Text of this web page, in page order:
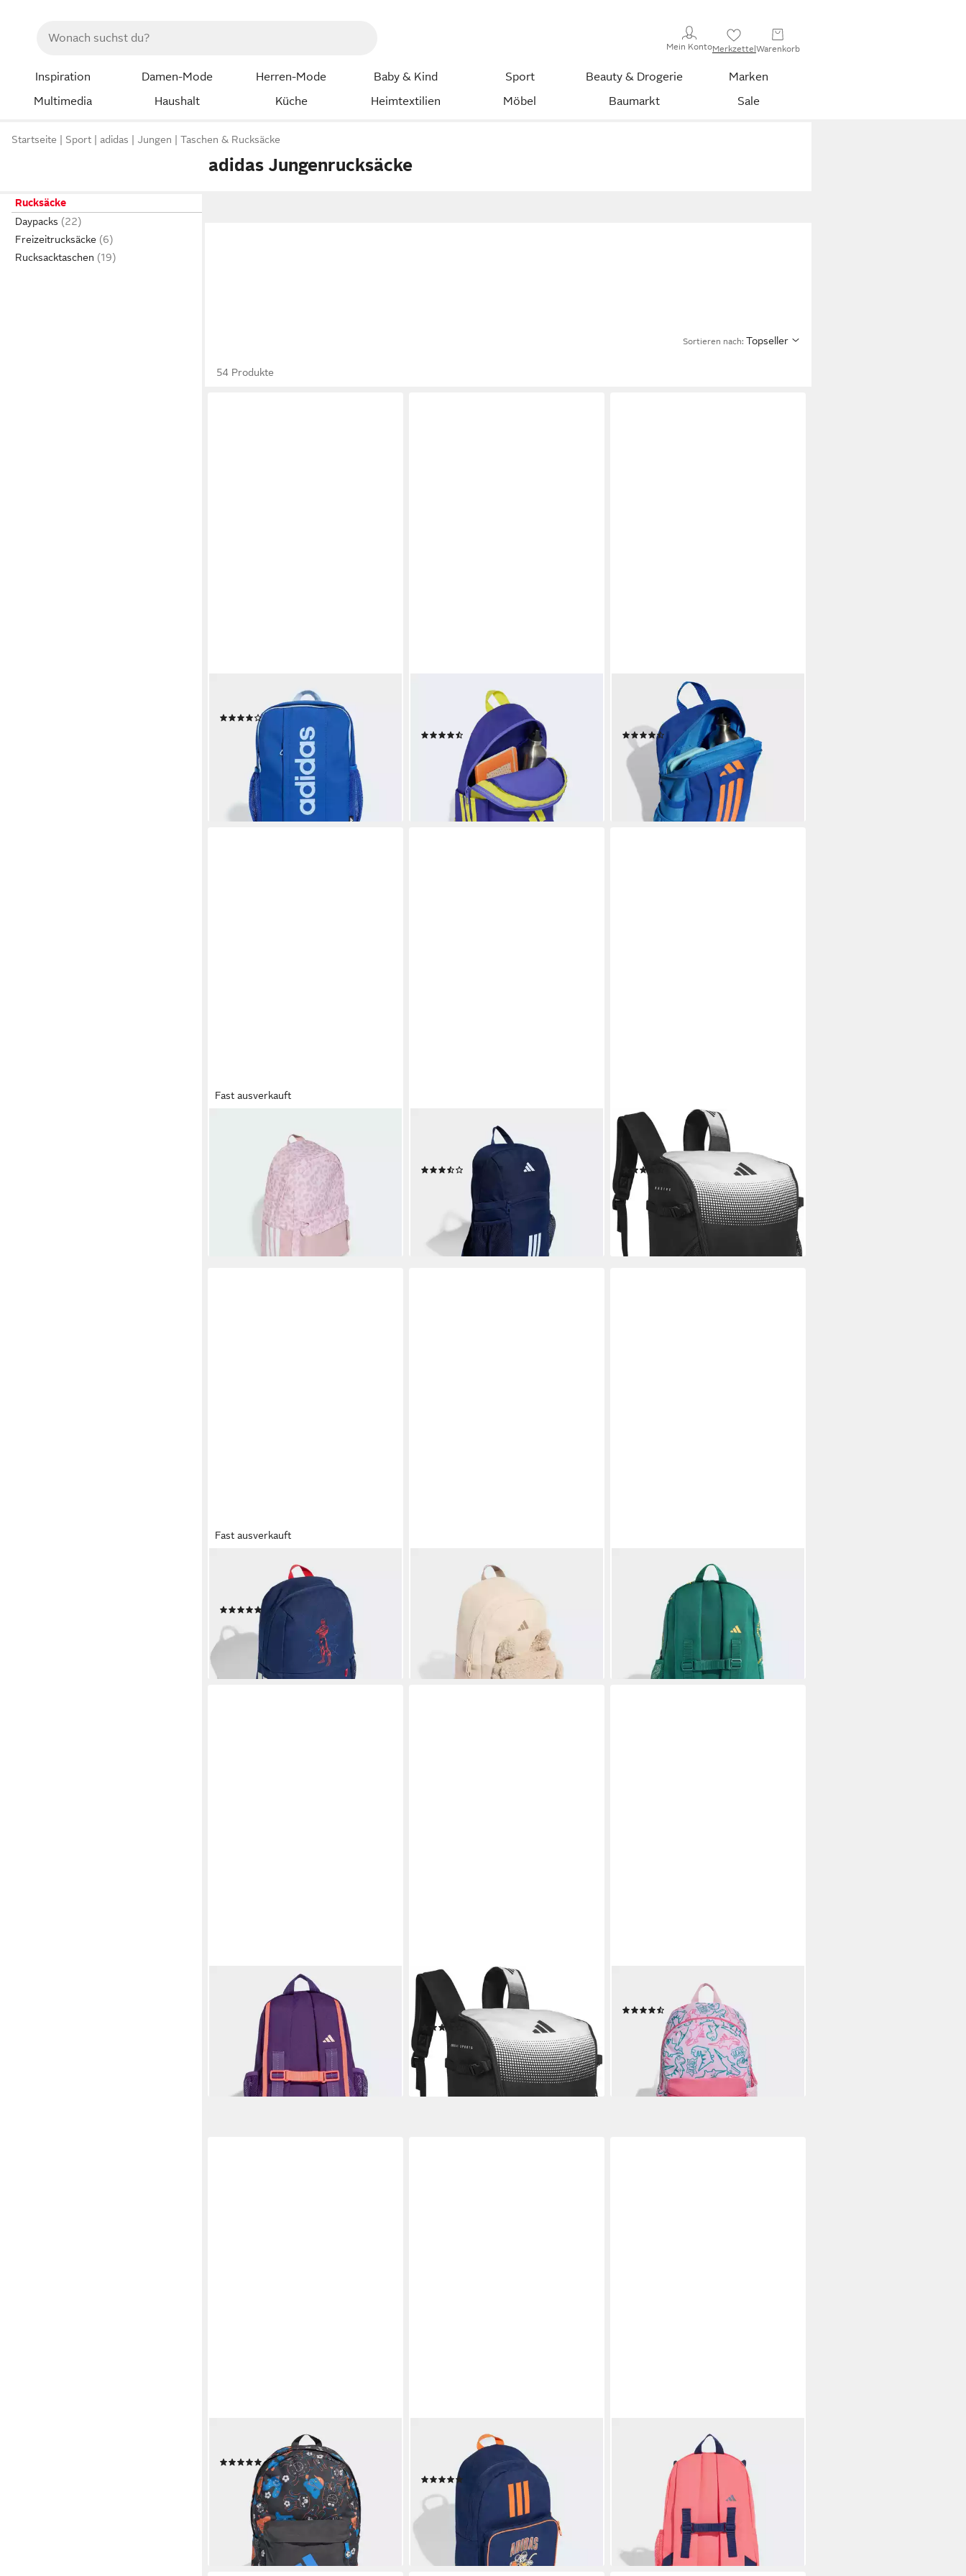
Mein KontoMerkzettelWarenkorb
Inspiration Damen-Mode Herren-Mode Baby & Kind Sport Beauty & Drogerie
Marken
Multimedia
Haushalt Küche Heimtextilien Möbel Baumarkt Sale
Startseite Sport adidas Jungen Taschen & Rucksäcke
adidas Jungenrucksäcke
Rucksäcke
Daypacks
Freizeitrucksäcke
Rucksacktaschen
Sortieren nach: Topseller
54 Produkte
ADIDAS PERFORMANCE
Rucksack KIDS LINEAR
UVP 20,00 €
lieferbar - in 1-2 Werktagen bei dir
ADIDAS PERFORMANCE
Rucksack KIDS LOGO, Kinder
(21)
UVP 23,00 €
lieferbar - in 1-2 Werktagen bei dir
ADIDAS PERFORMANCE
Rucksack POWER BP YOUTH,
Rucksack für Kinder und Teens
(19)
28,00 €
lieferbar - in 1-2 Werktagen bei dir
Fast ausverkauft
Sportrucksack LEO GRAFIK KIDS
RUCKSACK (1-tlg)
lieferbar - in 2-3 Werktagen bei dir
ADIDAS PERFORMANCE
Sportrucksack TIRO KIDS
RUCKSACK (1-tlg)
(2)
UVP
lieferbar - in 1-2 Werktagen bei dir
ADIDAS PERFORMANCE
Sportrucksack BackPack BOXING
black/white
(7)
ab 43,99 €
lieferbar - in 6-8 Werktagen bei dir
Fast ausverkauft
ADIDAS SPORTSWEAR
Rucksack ADIDAS MARVEL
SPIDER-MAN RUCKSACK (1-tlg)
lieferbar - in 2-3 Werktagen bei dir
ADIDAS PERFORMANCE
Sportrucksack KIDS FLEECE-
RUCKSACK (1-tlg)
lieferbar - in 1-2 Werktagen bei dir
ADIDAS PERFORMANCE
Sportrucksack LITTLE KIDS SNACK
RUN GRAPHIC BACKPACK AOP (1-
lieferbar - in 2-3 Werktagen bei dir
ADIDAS SPORTSWEAR
Sportrucksack NEON KIDS
RUCKSACK (1-tlg)
lieferbar - in 2-3 Werktagen bei dir
ADIDAS PERFORMANCE
Sportrucksack BackPack Combat
Sports
(1)
ab 43,99 €
lieferbar - in 6-8 Werktagen bei dir
ADIDAS PERFORMANCE
Rucksack ADIRAPTOR KINDER
(5)
lieferbar - in 1-2 Werktagen bei dir
ADIDAS PERFORMANCE
Rucksack TIRO_NSTER
(2)
22,99 € UVP28,00 €
lieferbar - in 2-3 Werktagen bei dir
ADIDAS SPORTSWEAR
Rucksack ADIDAS DISNEY MICKY
MAUS RUCKSACK (1-tlg)
21,99 € 28,00 €
-21%
lieferbar - in 1-2 Werktagen bei dir
ADIDAS PERFORMANCE
Sportrucksack LITTLE KIDS
TIRO_NSTER RUCKSACK S (1-tlg)
UVP
lieferbar - in 1-2 Werktagen bei dir